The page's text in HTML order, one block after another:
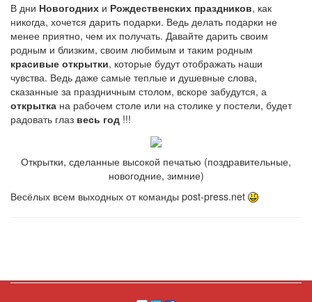
В дни Новогодних и Рождественских праздников, как
никогда, хочется дарить подарки. Ведь делать подарки не
менее приятно, чем их получать. Давайте дарить своим
родным и близким, своим любимым и таким родным
красивые открытки, которые будут отображать наши
чувства. Ведь даже самые теплые и душевные слова,
сказанные за праздничным столом, вскоре забудутся, а
открытка на рабочем столе или на столике у постели, будет
радовать глаз весь год !!!
Открытки, сделанные высокой печатью (поздравительные,
новогодние, зимние)
Весёлых всем выходных от команды post-press.net